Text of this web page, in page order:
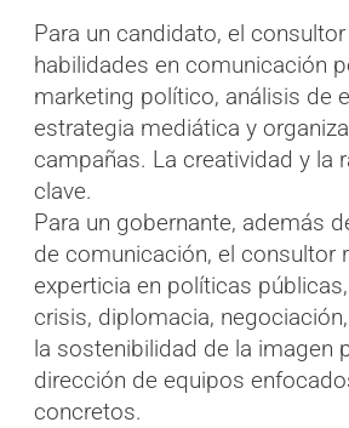
Para un candidato, el
habilidades en comunicación
marketing político, análisis de
estrategia mediática y
campañas. La creatividad y la
clave.
Para un gobernante, además
de comunicación, el consultor
experticia en políticas
crisis, diplomacia,
la sostenibilidad de la imagen
dirección de equipos
concretos.